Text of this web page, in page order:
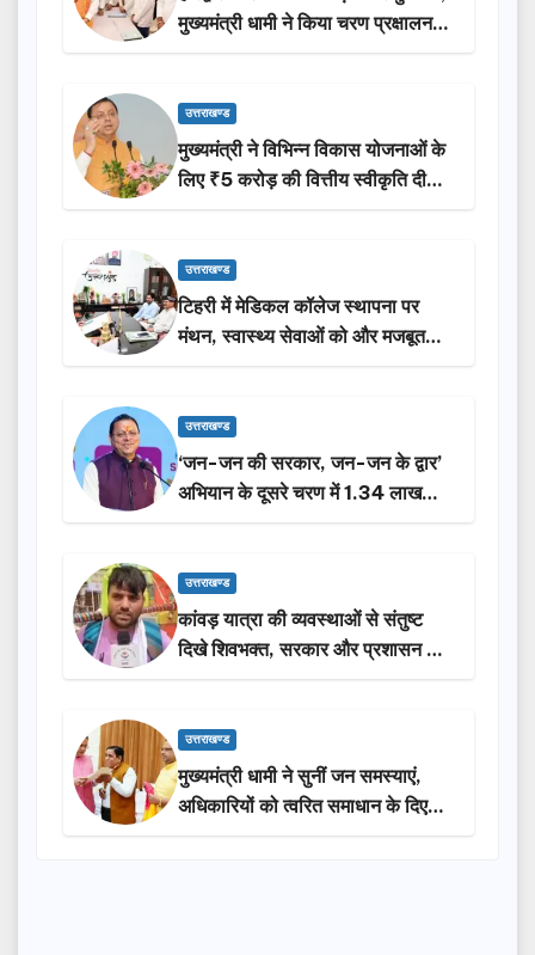
मुख्यमंत्री धामी ने किया चरण प्रक्षालन…
उत्तराखण्ड
मुख्यमंत्री ने विभिन्न विकास योजनाओं के
लिए ₹5 करोड़ की वित्तीय स्वीकृति दी…
उत्तराखण्ड
टिहरी में मेडिकल कॉलेज स्थापना पर
मंथन, स्वास्थ्य सेवाओं को और मजबूत
करेगी सरकार: मुख्यमंत्री धामी…
उत्तराखण्ड
‘जन-जन की सरकार, जन-जन के द्वार’
अभियान के दूसरे चरण में 1.34 लाख
लोगों की भागीदारी…
उत्तराखण्ड
कांवड़ यात्रा की व्यवस्थाओं से संतुष्ट
दिखे शिवभक्त, सरकार और प्रशासन की
सराहना…
उत्तराखण्ड
मुख्यमंत्री धामी ने सुनीं जन समस्याएं,
अधिकारियों को त्वरित समाधान के दिए
निर्देश